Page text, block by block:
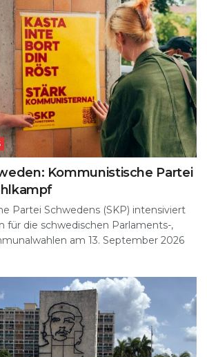
Kommunistische Partei
Partei Schwedens (SKP) intensiviert
für die schwedischen Parlaments-,
am 13. September 2026